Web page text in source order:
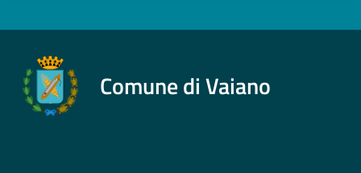
Comune di Vaiano